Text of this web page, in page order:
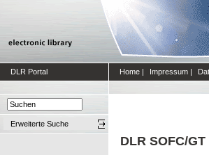
DLR Portal Home | Impressum |
Erweiterte Suche
DLR SOFC/